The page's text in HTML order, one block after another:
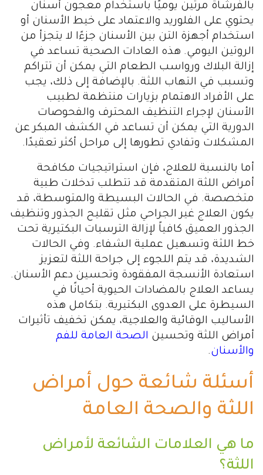
بالفرشاة مرتين يوميًا باستخدام معجون أسنان
يحتوي على الفلوريد والاعتماد على خيط الأسنان أو
استخدام أجهزة التن بين الأسنان جزءًا لا يتجزأ من
الروتين اليومي. هذه العادات الصحية تساعد في
إزالة البلاك ورواسب الطعام التي يمكن أن تتراكم
وتسبب في التهاب اللثة. بالإضافة إلى ذلك، يجب
على الأفراد الاهتمام بزيارات منتظمة لطبيب
الأسنان لإجراء التنظيف المحترف والفحوصات
الدورية التي يمكن أن تساعد في الكشف المبكر عن
المشكلات وتفادي تطورها إلى مراحل أكثر تعقيدًا.
أما بالنسبة للعلاج، فإن استراتيجيات مكافحة
أمراض اللثة المتقدمة قد تتطلب تدخلات طبية
متخصصة. في الحالات البسيطة والمتوسطة، قد
يكون العلاج غير الجراحي مثل تقليح الجذور وتنظيف
الجذور العميق كافياً لإزالة الترسبات البكتيرية تحت
خط اللثة وتسهيل عملية الشفاء. وفي الحالات
الشديدة، قد يتم اللجوء إلى جراحة اللثة لتعزيز
استعادة الأنسجة المفقودة وتحسين دعم الأسنان.
يساعد العلاج بالمضادات الحيوية أحيانًا في
السيطرة على العدوى البكتيرية. بتكامل هذه
الأساليب الوقائية والعلاجية، يمكن تخفيف تأثيرات
أمراض اللثة وتحسين الصحة العامة للفم
والأسنان.
أسئلة شائعة حول أمراض
اللثة والصحة العامة
ما هي العلامات الشائعة لأمراض
اللثة؟